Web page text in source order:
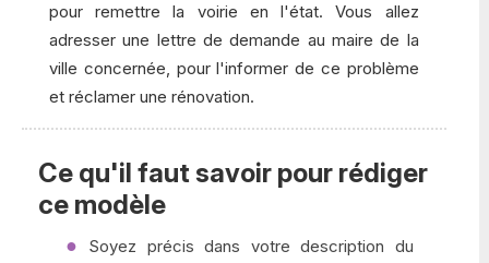
pour remettre la voirie en l'état. Vous allez
adresser une lettre de demande au maire de la
ville concernée, pour l'informer de ce problème
et réclamer une rénovation.
Ce qu'il faut savoir pour rédiger
ce modèle
Soyez précis dans votre description du